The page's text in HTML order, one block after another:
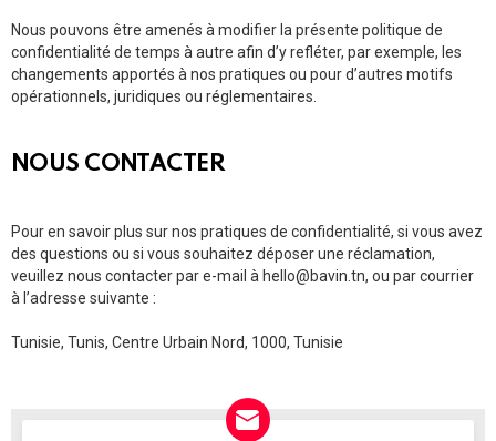
Nous pouvons être amenés à modifier la présente politique de
confidentialité de temps à autre afin d’y refléter, par exemple, les
changements apportés à nos pratiques ou pour d’autres motifs
opérationnels, juridiques ou réglementaires.
NOUS CONTACTER
Pour en savoir plus sur nos pratiques de confidentialité, si vous avez
des questions ou si vous souhaitez déposer une réclamation,
veuillez nous contacter par e-mail à hello@bavin.tn, ou par courrier
à l’adresse suivante :
Tunisie, Tunis, Centre Urbain Nord, 1000, Tunisie